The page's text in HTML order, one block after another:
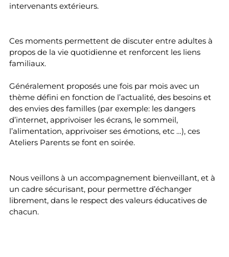
intervenants extérieurs.
Ces moments permettent de discuter entre adultes à
propos de la vie quotidienne et renforcent les liens
familiaux.
Généralement proposés une fois par mois avec un
thème défini en fonction de l’actualité, des besoins et
des envies des familles (par exemple: les dangers
d’internet, apprivoiser les écrans, le sommeil,
l’alimentation, apprivoiser ses émotions, etc …), ces
Ateliers Parents se font en soirée.
Nous veillons à un accompagnement bienveillant, et à
un cadre sécurisant, pour permettre d’échanger
librement, dans le respect des valeurs éducatives de
chacun.